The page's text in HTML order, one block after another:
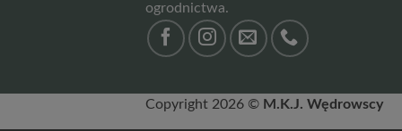
ogrodnictwa.
Copyright 2026 © M.K.J. Wędrowscy